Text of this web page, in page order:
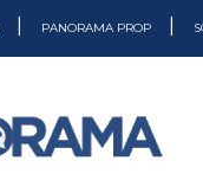
PANORAMA PROP